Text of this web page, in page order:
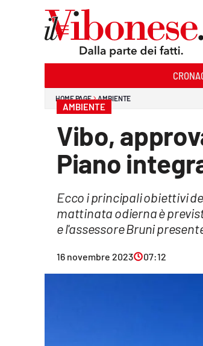
Economia e Lavoro
HOME PAGE AMBIENTE
AMBIENTE
Vibo,
Piano
Ecco i principali obiettivi
mattinata odierna è
e l'assessore Bruni
16 novembre 2023 07:12